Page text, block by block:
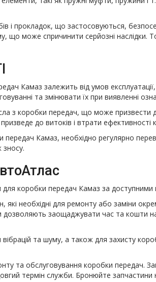
і прокладок, що застосовуються,
що може спричинити серйозні
Камаз залежить від умов
та змінювати їх при виявленні
з коробки передач, що може призвести
до витоків і втрати ефективності
Камаз, необхідно регулярно
зносу.
для коробки передач Камаз за доступними
необхідні для ремонту або заміни
дозволяють заощаджувати час та
та шуму, а також для захисту
та обслуговування коробки передач.
термін служби. Бронюйте